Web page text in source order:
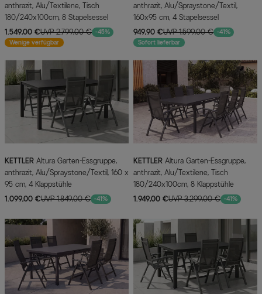
anthrazit, Alu/Textilene, Tisch
180/240x100cm, 8 Stapelsessel
1.549,00 €UVP 2.799,00 € -45%
Wenige verfügbar
anthrazit, Alu/Spraystone/Textil,
160x95 cm, 4 Stapelsessel
949,90 €UVP 1.599,00 € -41%
Sofort lieferbar
KETTLER
anthrazit, Alu/Spraystone/Textil, 160 x
95 cm, 4 Klappstühle
1.099,00 €UVP 1.849,00 € -41%
KETTLER
anthrazit, Alu/Textilene, Tisch
180/240x100cm, 8 Klappstühle
1.949,00 €UVP 3.299,00 € -41%